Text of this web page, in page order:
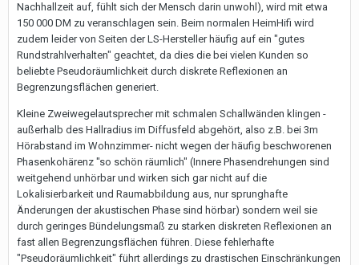
Nachhallzeit auf, fühlt sich der Mensch darin unwohl), wird mit etwa
150 000 DM zu veranschlagen sein. Beim normalen HeimHifi wird
zudem leider von Seiten der LS-Hersteller häufig auf ein "gutes
Rundstrahlverhalten" geachtet, da dies die bei vielen Kunden so
beliebte Pseudoräumlichkeit durch diskrete Reflexionen an
Begrenzungsflächen generiert.
Kleine Zweiwegelautsprecher mit schmalen Schallwänden klingen -
außerhalb des Hallradius im Diffusfeld abgehört, also z.B. bei 3m
Hörabstand im Wohnzimmer- nicht wegen der häufig beschworenen
Phasenkohärenz "so schön räumlich" (Innere Phasendrehungen sind
weitgehend unhörbar und wirken sich gar nicht auf die
Lokalisierbarkeit und Raumabbildung aus, nur sprunghafte
Änderungen der akustischen Phase sind hörbar) sondern weil sie
durch geringes Bündelungsmaß zu starken diskreten Reflexionen an
fast allen Begrenzungsflächen führen. Diese fehlerhafte
"Pseudoräumlichkeit" führt allerdings zu drastischen Einschränkungen